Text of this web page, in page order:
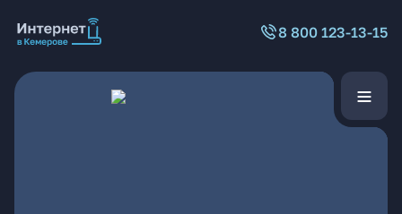
8 800 123-13-15